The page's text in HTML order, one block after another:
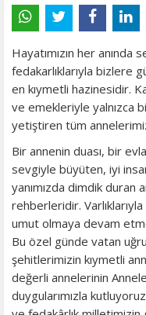
Hayatımızın her
fedakarlıklarıyla bizlere
en kıymetli hazinesidir.
ve emekleriyle yalnızca
yetiştiren tüm
Bir annenin duası, bir
sevgiyle büyüten, iyi
yanımızda dimdik duran
rehberleridir.
umut olmaya devam
Bu özel günde vatan
şehitlerimizin kıymetli
değerli annelerinin
duygularımızla